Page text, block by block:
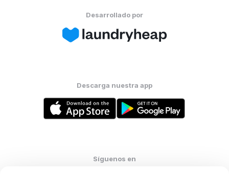
Desarrollado por
Descarga nuestra app
Síguenos en